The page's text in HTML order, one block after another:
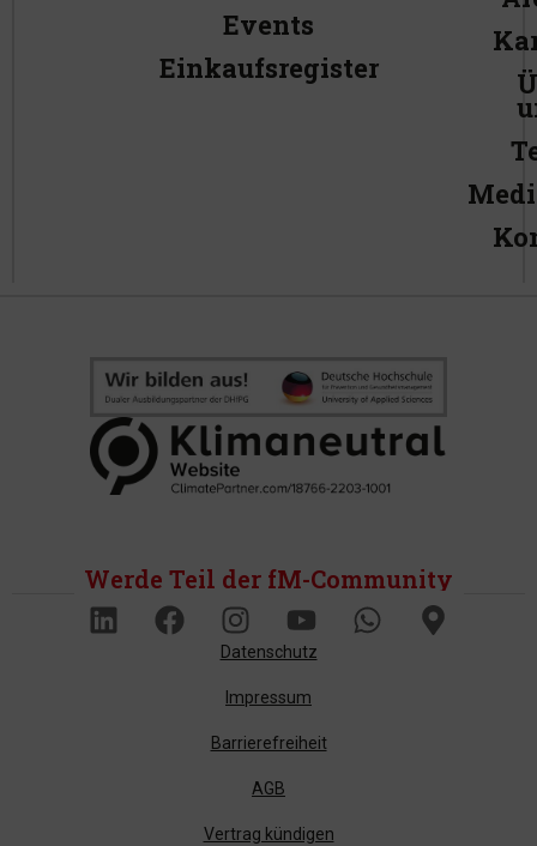
Events
Einkaufsregister
Werde Teil der fM-Community
Datenschutz
Impressum
Barrierefreiheit
AGB
Vertrag kündigen